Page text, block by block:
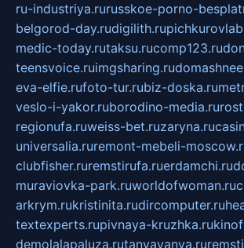
ru-industriya.rurusskoe-porno-
belgorod-day.rudigilith.ru
medic-today.rutaksu.rucomp123.ru
teensvoice.ruimgsharing.ru
eva-elfie.rufoto-tur.rubiz-doska.ru
veslo-i-yakor.ruborodino-media.ru
regionufa.ruweiss-bet.ruzaryna.ru
universalia.ruremont-mebeli-
clubfisher.ruremstirufa.ruerdamchi.ru
muraviovka-park.ruworldofwoman.ru
arkrym.rukristinita.rudircomputer.ru
textexperts.rupivnaya-kruzhka.ru
demolalapaluza.rutanyavanya.ru